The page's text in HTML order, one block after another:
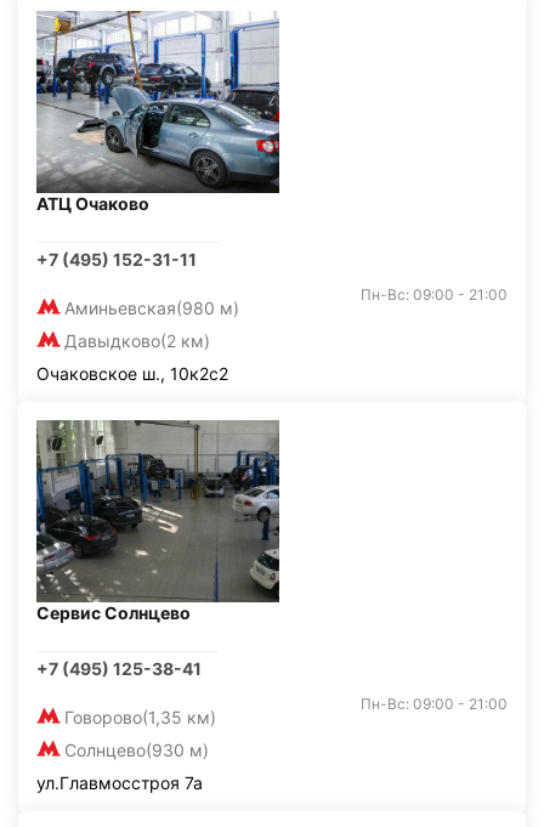
АТЦ Очаково
+7 (495) 152-31-11
Аминьевская(980 м)
Давыдково(2 км)
Пн-Вс: 09:00 - 21:00
Очаковское ш., 10к2с2
Сервис Солнцево
+7 (495) 125-38-41
Говорово(1,35 км)
Солнцево(930 м)
Пн-Вс: 09:00 - 21:00
ул.Главмосстроя 7а